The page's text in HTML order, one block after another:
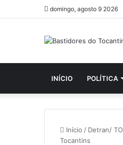
domingo, agosto 9 2026
INÍCIO POLÍTICA
Início / Detran/ TO
Tocantins